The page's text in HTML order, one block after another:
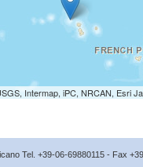
Intermap, iPC, NRCAN, Esri
Tel. +39-06-69880115 - Fax